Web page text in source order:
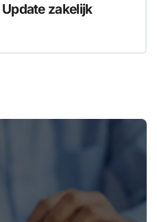
Update zakelijk